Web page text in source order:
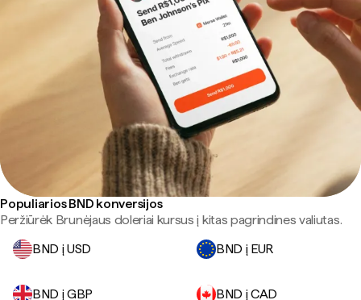
Populiarios BND konversijos
Peržiūrėk Brunėjaus doleriai kursus į kitas pagrindines valiutas.
BND į USD
BND į EUR
BND į GBP BND į CAD